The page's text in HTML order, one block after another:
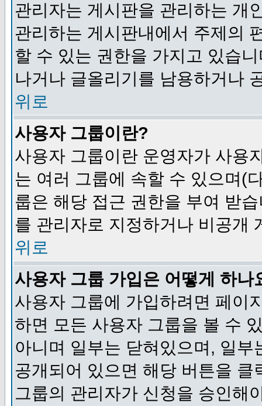
관리자는 게시판을 관리하는 개
관리하는 게시판내에서 주제의
할 수 있는 권한을 가지고 있습
나거나 글올리기를 남용하거나
위로
사용자 그룹이란?
사용자 그룹이란 운영자가 사용
는 여러 그룹에 속할 수 있으며(
룹은 해당 접근 권한을 부여 받
를 관리자로 지정하거나 비공개
위로
사용자 그룹 가입은 어떻게 하나
사용자 그룹에 가입하려면 페이
하면 모든 사용자 그룹을 볼 수
아니며 일부는 닫혀있으며, 일
공개되어 있으면 해당 버튼을
그룹의 관리자가 신청을 승인해